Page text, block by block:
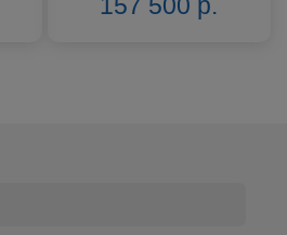
157 500 р.